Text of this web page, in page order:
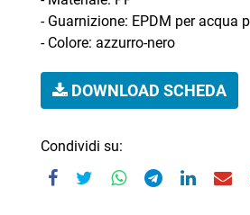
- Guarnizione: EPDM per acqua
- Colore: azzurro-nero
DOWNLOAD SCHEDA
Condividi su: